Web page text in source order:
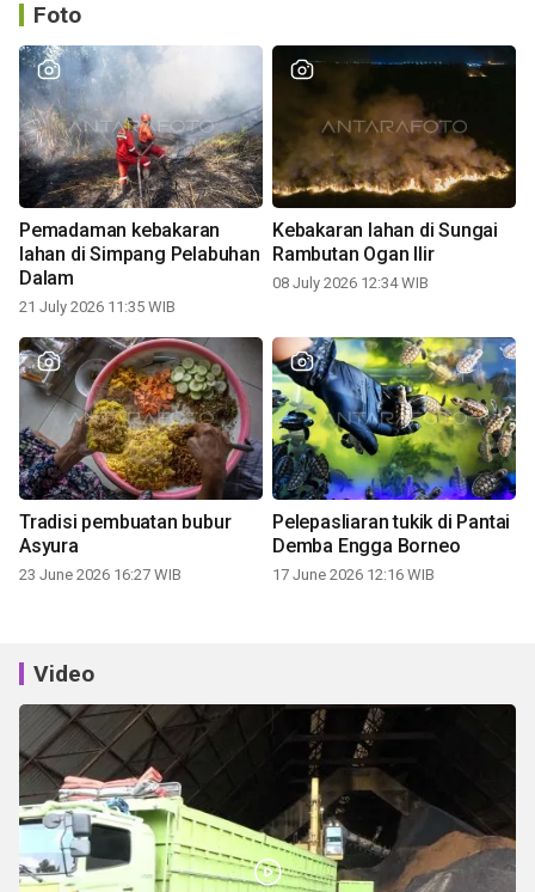
Foto
Pemadaman kebakaran
lahan di Simpang Pelabuhan
Dalam
21 July 2026 11:35 WIB
Kebakaran lahan di Sungai
Rambutan Ogan Ilir
08 July 2026 12:34 WIB
Tradisi pembuatan bubur
Asyura
23 June 2026 16:27 WIB
Pelepasliaran tukik di Pantai
Demba Engga Borneo
17 June 2026 12:16 WIB
Video